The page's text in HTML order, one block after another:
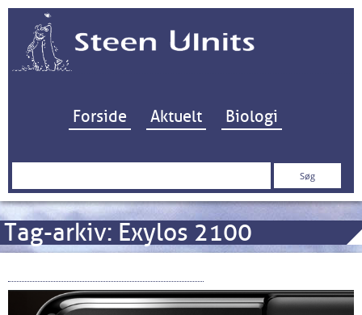
Hop til indhold
Forside Aktuelt Biologi
Søg
Tag-arkiv: Exylos 2100